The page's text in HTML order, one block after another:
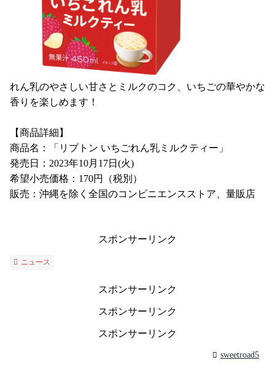
れん乳のやさしい甘さとミルクのコク、いちごの華やかな
香りを楽しめます！
【商品詳細】
商品名：「リプトン いちごれん乳ミルクティー」
発売日：2023年10月17日(火)
希望小売価格：170円（税別）
販売：沖縄を除く全国のコンビニエンスストア、量販店
スポンサーリンク
ニュース
スポンサーリンク
スポンサーリンク
スポンサーリンク
sweetroad5